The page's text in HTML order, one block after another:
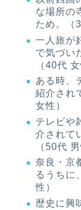
な場所の
ため。（
一人旅が
で気づい
（40代 女
ある時、
紹介され
女性）
テレビや
介されて
（50代 男
奈良・京
るうちに
性）
歴史に興